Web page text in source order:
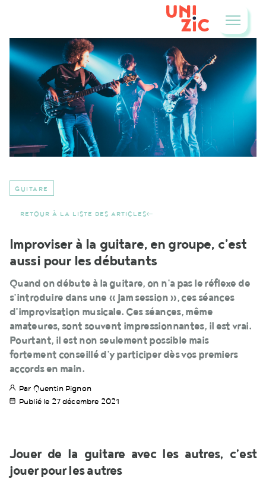
GUITARE
RETOUR À LA LISTE DES ARTICLES
Improviser à la guitare, en groupe, c’est
aussi pour les débutants
Quand on débute à la guitare, on n'a pas le réflexe de
s'introduire dans une « jam session », ces séances
d'improvisation musicale. Ces séances, même
amateures, sont souvent impressionnantes, il est vrai.
Pourtant, il est non seulement possible mais
fortement conseillé d'y participer dès vos premiers
accords en main.
Par Quentin Pignon
Publié le 27 décembre 2021
Jouer de la guitare avec les autres, c’est
jouer pour les autres